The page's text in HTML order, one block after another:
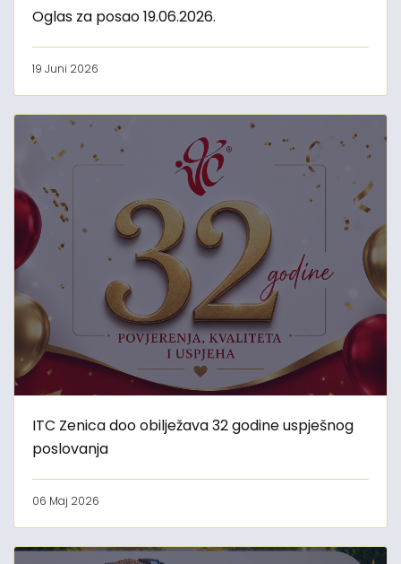
Oglas za posao 19.06.2026.
19 Juni 2026
ITC Zenica doo obilježava 32 godine uspješnog
poslovanja
06 Maj 2026